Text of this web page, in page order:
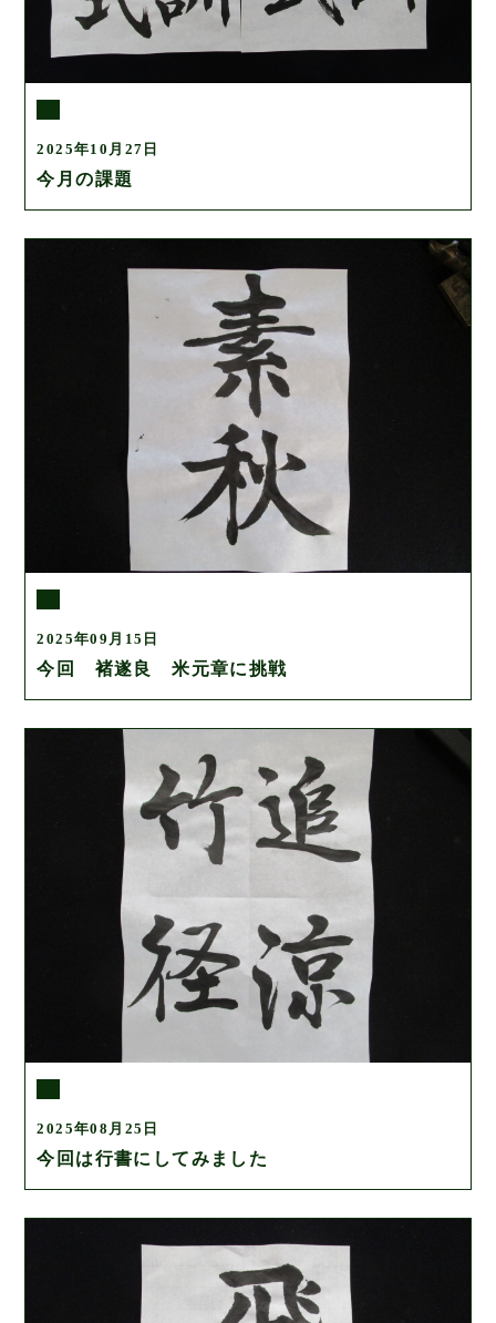
2025年10月27日
今月の課題
2025年09月15日
今回 褚遂良 米元章に挑戦
2025年08月25日
今回は行書にしてみました